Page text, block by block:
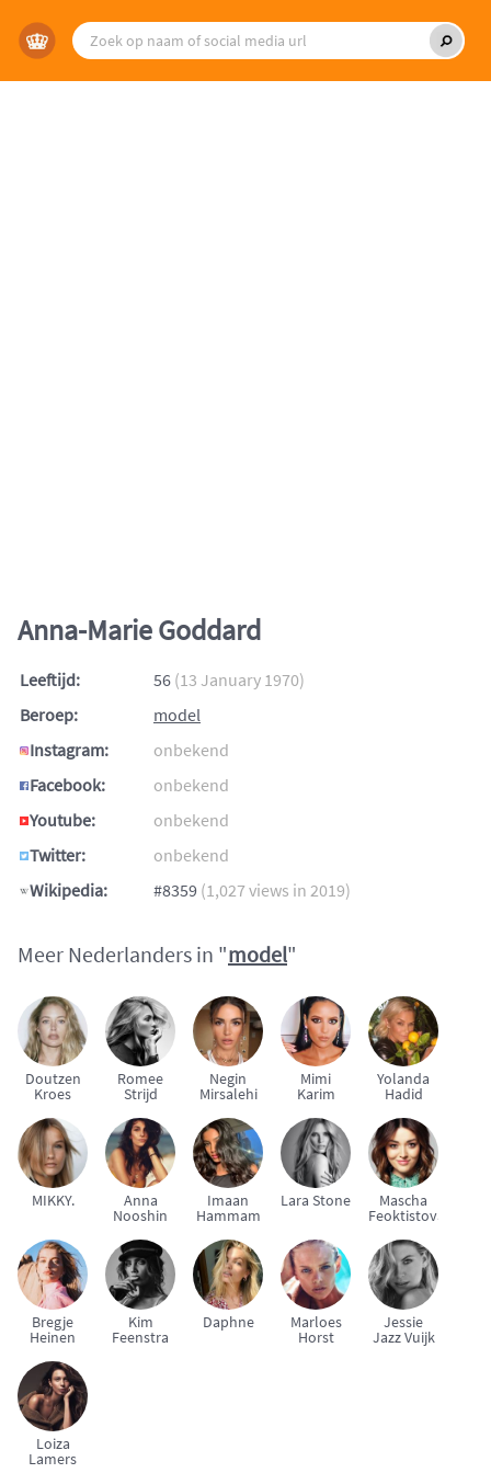
Anna-Marie Goddard
Leeftijd: 56 (13 January 1970)
Beroep:
model
Instagram:
onbekend
Facebook:
onbekend
Youtube:
onbekend
Twitter:
onbekend
Wikipedia:
#8359 (1,027 views in 2019)
Meer Nederlanders in "model"
Doutzen
Kroes
Romee
Strijd
Negin
Mirsalehi
Mimi
Karim
Yolanda
Hadid
MIKKY. Anna
Nooshin
Imaan
Hammam
Lara Stone Mascha
Feoktistova
Bregje
Heinen
Kim
Feenstra
Daphne Marloes
Horst
Jessie
Jazz Vuijk
Loiza
Lamers